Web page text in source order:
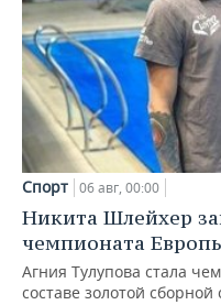
Спорт 06 авг, 00:00
Никита Шлейхер
чемпионата
Агния Тулупова стала
составе золотой сборной